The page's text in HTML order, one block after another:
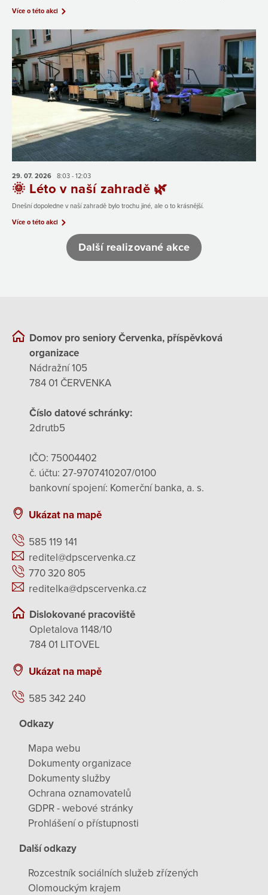
Více o této akci
29. 07. 2026 8:03 - 12:03
🌞 Léto v naší zahradě 🌿
Dnešní dopoledne v naší zahradě bylo trochu jiné, ale o to krásnější.
Více o této akci
Další realizované akce
Domov pro seniory Červenka, příspěvková
organizace
Nádražní 105
784 01 ČERVENKA
Číslo datové schránky:
2drutb5
IČO: 75004402
č. účtu: 27-9707410207/0100
bankovní spojení: Komerční banka, a. s.
Ukázat na mapě
585 119 141
reditel@dpscervenka.cz
770 320 805
reditelka@dpscervenka.cz
Dislokované pracoviště
Opletalova 1148/10
784 01 LITOVEL
Ukázat na mapě
585 342 240
Odkazy
Mapa webu
Dokumenty organizace
Dokumenty služby
Ochrana oznamovatelů
GDPR - webové stránky
Prohlášení o přístupnosti
Další odkazy
Rozcestník sociálních služeb zřízených
Olomouckým krajem